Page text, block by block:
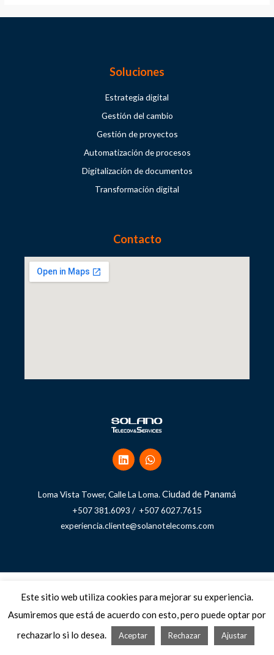
Soluciones
Estrategia digital
Gestión del cambio
Gestión de proyectos
Automatización de procesos
Digitalización de documentos
Transformación digital
Contacto
Loma Vista Tower, Calle La Loma.Ciudad de Panamá
+507 381.6093 / +507 6027.7615
experiencia.cliente@solanotelecoms.com
Términos, condiciones, políticas y avisos
Powered by Solano Telecom & Services
Este sitio web utiliza cookies para mejorar su experiencia.
Asumiremos que está de acuerdo con esto, pero puede optar por
rechazarlo si lo desea.
Aceptar Rechazar Ajustar